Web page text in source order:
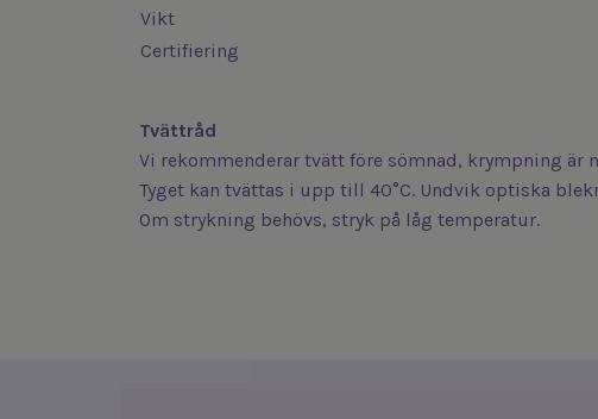
Vikt
Certifiering
Tvättråd
Vi rekommenderar tvätt före sömnad, krympning är
Tyget kan tvättas i upp till 40°C. Undvik optiska
Om strykning behövs, stryk på låg temperatur.